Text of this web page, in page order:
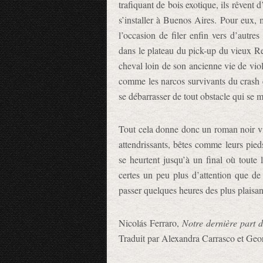
trafiquant de bois exotique, ils rêvent
s’installer à Buenos Aires. Pour eux,
l’occasion de filer enfin vers
dans le plateau du pick-up du vieux
cheval loin de son ancienne vie de
comme les narcos survivants du
se débarrasser de tout obstacle qui se
Tout cela donne donc un roman noir
attendrissants, bêtes comme leurs
se heurtent jusqu’à un final où toute
certes un peu plus d’attention que
passer quelques heures des plus
Nicolás Ferraro, Notre dernière part
Traduit par Alexandra Carrasco et